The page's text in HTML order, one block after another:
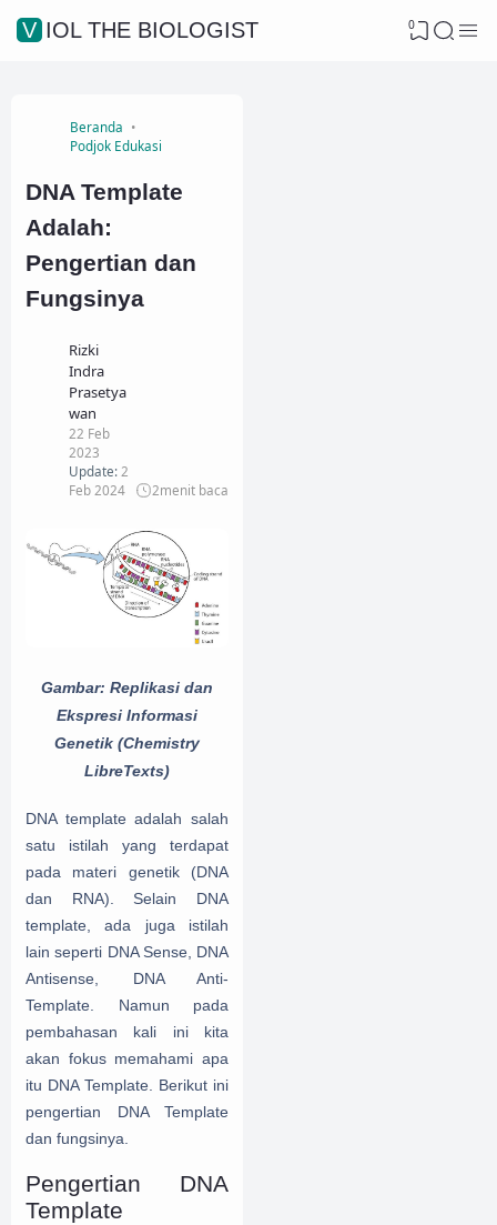
VIOL THE BIOLOGIST 0
Beranda
Podjok Edukasi
DNA Template
Adalah:
Pengertian dan
Fungsinya
Rizki
Indra
Prasetya
wan
22 Feb
2023
Update: 2
Feb 2024
2menit baca
Gambar: Replikasi dan
Ekspresi Informasi
Genetik (Chemistry
LibreTexts)
DNA template adalah salah
satu istilah yang terdapat
pada materi genetik (DNA
dan RNA). Selain DNA
template, ada juga istilah
lain seperti DNA Sense, DNA
Antisense, DNA Anti-
Template. Namun pada
pembahasan kali ini kita
akan fokus memahami apa
itu DNA Template. Berikut ini
pengertian DNA Template
dan fungsinya.
Pengertian DNA
Template